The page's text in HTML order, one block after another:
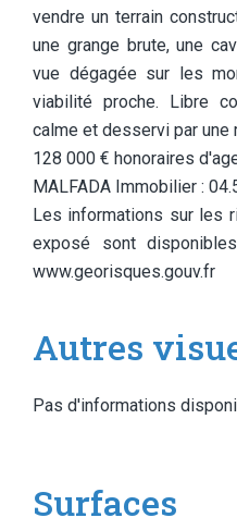
vendre un terrain
une grange brute, une
vue dégagée sur les
viabilité proche. Libre
calme et desservi par une
128 000 € honoraires
MALFADA Immobilier :
Les informations sur les
exposé sont
www.georisques.gouv.fr
Autres
Pas d'informations
Surfaces